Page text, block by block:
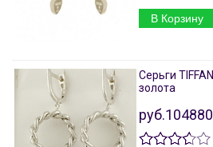
В Корзину
Серьги
золота
руб.104880